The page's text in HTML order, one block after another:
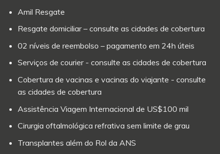
Amil Resgate
Resgate domiciliar – consulte as cidades de cobertura
02 níveis de reembolso – pagamento em 24h úteis
Serviços de courier - consulte as cidades de cobertura
Cobertura de vacinas e vacinas do viajante - consulte
as cidades de cobertura
Assistência Viagem Internacional de US$100 mil
Cirurgia oftalmológica refrativa sem limite de grau
Transplantes além do Rol da ANS